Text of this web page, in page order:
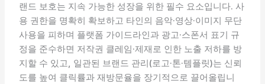
랜드 보호는 지속 가능한 성장을 위한 필수 요소입니다. 사
용 권한을 명확히 확보하고 타인의 음악·영상·이미지 무단
사용을 피하며 플랫폼 가이드라인과 광고·스폰서 표기 규
정을 준수하면 저작권 클레임·제재로 인한 노출 저하를 방
지할 수 있고, 일관된 브랜드 관리(로고·톤·템플릿)는 신뢰
도를 높여 클릭률과 재방문율을 장기적으로 끌어올립니